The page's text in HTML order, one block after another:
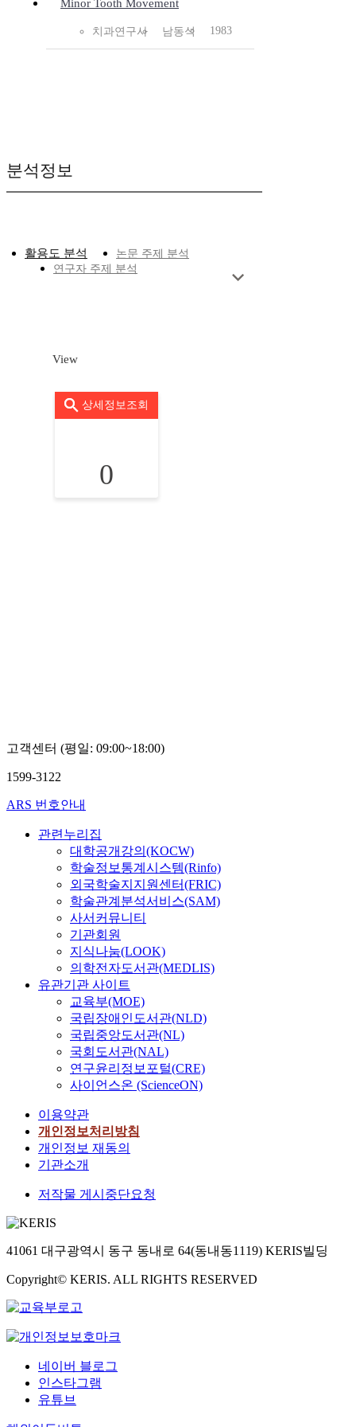
Minor Tooth Movement
치과연구사 남동석 1983
분석정보
활용도 분석
논문 주제 분석
연구자 주제 분석
View
상세정보조회
0
고객센터 (평일: 09:00~18:00)
1599-3122
ARS 번호안내
관련누리집
대학공개강의(KOCW)
학술정보통계시스템(Rinfo)
외국학술지지원센터(FRIC)
학술관계분석서비스(SAM)
사서커뮤니티
기관회원
지식나눔(LOOK)
의학전자도서관(MEDLIS)
유관기관 사이트
교육부(MOE)
국립장애인도서관(NLD)
국립중앙도서관(NL)
국회도서관(NAL)
연구윤리정보포털(CRE)
사이언스온 (ScienceON)
이용약관
개인정보처리방침
개인정보 재동의
기관소개
저작물 게시중단요청
41061 대구광역시 동구 동내로 64(동내동1119) KERIS빌딩
Copyright© KERIS. ALL RIGHTS RESERVED
네이버 블로그
인스타그램
유튜브